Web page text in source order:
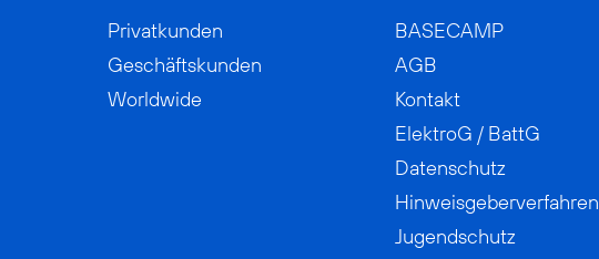
Privatkunden
Geschäftskunden
Worldwide
BASECAMP
AGB
Kontakt
ElektroG / BattG
Datenschutz
Hinweisgeberverfahren
Jugendschutz